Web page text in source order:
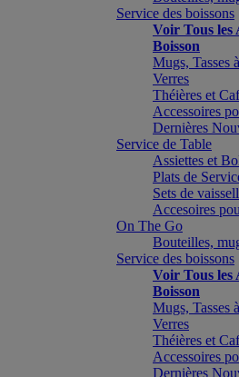
Service des boissons
Voir Tous les
Boisson
Mugs, Tasses
Verres
Théières et
Accessoires
Dernières
Service de Table
Assiettes et
Plats de
Sets de
Accesoires
On The Go
Bouteilles,
Service des boissons
Voir Tous les
Boisson
Mugs, Tasses
Verres
Théières et
Accessoires
Dernières